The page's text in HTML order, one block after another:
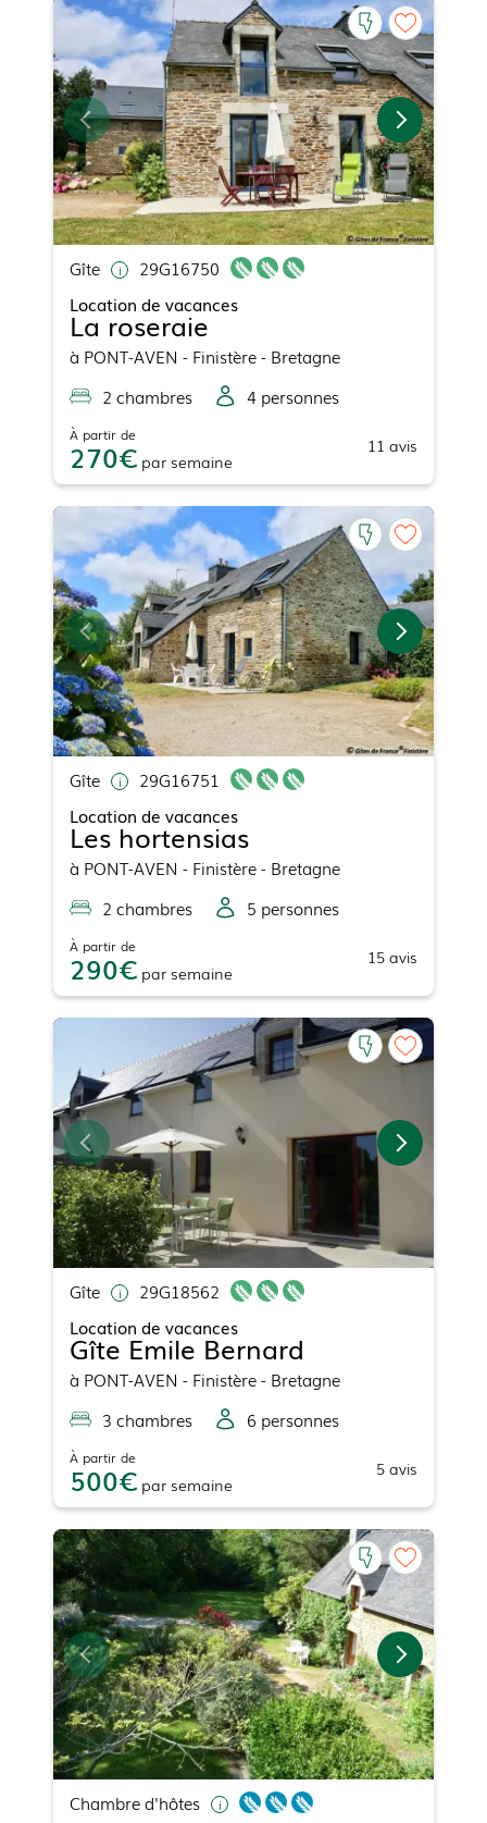
Gîte
29G16750
Location de vacances
La roseraie
à PONT-AVEN - Finistère - Bretagne
2 chambres 4 personnes
À partir de
270 par semaine
11 avis
Gîte
29G16751
Location de vacances
Les hortensias
à PONT-AVEN - Finistère - Bretagne
2 chambres 5 personnes
À partir de
290 par semaine
15 avis
Gîte
29G18562
Location de vacances
Gîte Emile Bernard
à PONT-AVEN - Finistère - Bretagne
3 chambres 6 personnes
À partir de
500 par semaine
5 avis
Chambre d'hôtes